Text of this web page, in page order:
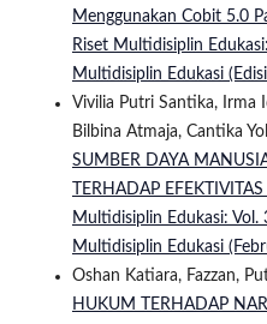
Menggunakan Cobit 5.0
Riset Multidisiplin
Multidisiplin Edukasi
Vivilia Putri Santika, Irma
Bilbina Atmaja, Cantika
SUMBER DAYA
TERHADAP
Multidisiplin Edukasi:
Multidisiplin Edukasi
Oshan Katiara, Fazzan,
HUKUM TERHADAP